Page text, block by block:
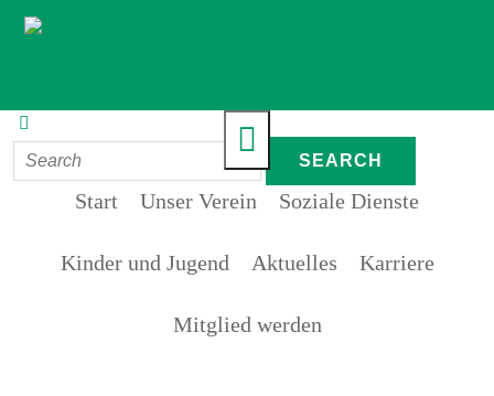
Start Unser Verein Soziale Dienste
Kinder und Jugend Aktuelles Karriere
Mitglied werden